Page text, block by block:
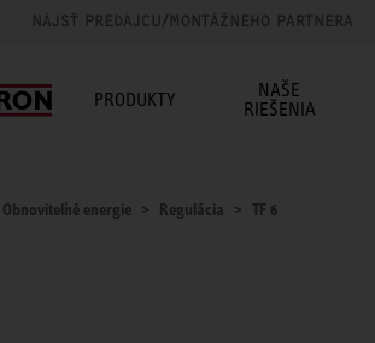
NÁJSŤ PREDAJCU/MONTÁŽNEHO PARTNERA
PRODUKTY
NAŠE
RIEŠENIA
Obnoviteľné energie Regulácia TF 6